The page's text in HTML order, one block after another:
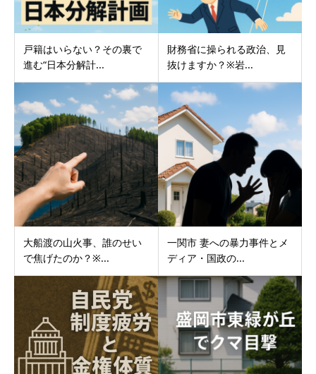
戸籍はいらない？その裏で
進む“日本分解計...
財務省に操られる政治、見
抜けますか？※岩...
大船渡の山火事、誰のせい
で焦げたのか？※...
一関市 妻への暴力事件とメ
ディア・国政の...